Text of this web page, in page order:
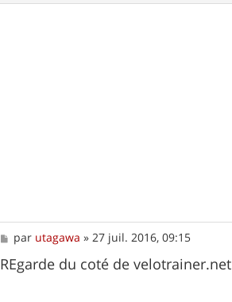
M
e
s
s
par utagawa »27 juil. 2016, 09:15
REgarde du coté de velotrainer.net